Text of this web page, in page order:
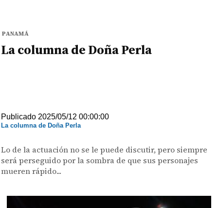
PANAMÁ
La columna de Doña Perla
Publicado 2025/05/12 00:00:00
La columna de Doña Perla
Lo de la actuación no se le puede discutir, pero siempre
será perseguido por la sombra de que sus personajes
mueren rápido...